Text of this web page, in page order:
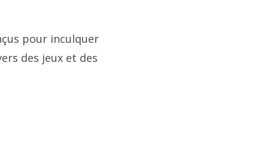
pour inculquer
des jeux et des